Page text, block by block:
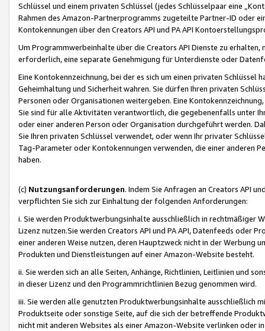
Schlüssel und einem privaten Schlüssel (jedes Schlüsselpaar eine
Rahmen des Amazon-Partnerprogramms zugeteilte Partner-ID oder
Kontokennungen über den Creators API und PA API
Um Programmwerbeinhalte über die Creators API Dienste zu
erforderlich, eine separate Genehmigung für Unterdienste oder
Eine Kontokennzeichnung, bei der es sich um einen privaten
Geheimhaltung und Sicherheit wahren. Sie dürfen Ihren privaten
Personen oder Organisationen weitergeben. Eine
Sie sind für alle Aktivitäten verantwortlich, die gegebenenfalls unter
oder einer anderen Person oder Organisation durchgeführt werden.
Sie Ihren privaten Schlüssel verwendet, oder wenn Ihr privater
Tag-Parameter oder Kontokennungen verwenden, die einer anderen
haben.
(c) Nutzungsanforderungen. Indem Sie Anfragen an Creators API
verpflichten Sie sich zur Einhaltung der folgenden Anforderungen:
i. Sie werden Produktwerbungsinhalte ausschließlich in rechtmäßiger
Lizenz nutzen.Sie werden Creators API und PA API, Datenfeeds oder
einer anderen Weise nutzen, deren Hauptzweck nicht in der Werbung
Produkten und Dienstleistungen auf einer Amazon-Website besteht.
ii. Sie werden sich an alle Seiten, Anhänge, Richtlinien, Leitlinien und
in dieser Lizenz und den Programmrichtlinien Bezug genommen wird.
iii. Sie werden alle genutzten Produktwerbungsinhalte ausschließlich
Produktseite oder sonstige Seite, auf die sich der betreffende
nicht mit anderen Websites als einer Amazon-Website verlinken oder